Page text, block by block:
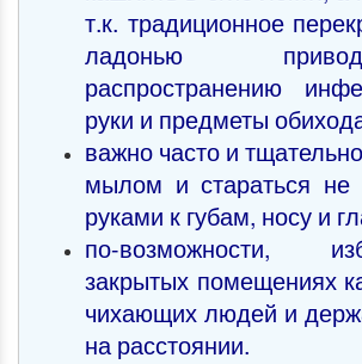
т.к. традиционное
ладонью
распространению
руки и предметы
важно часто и
мылом и стараться не
руками к губам, носу и
по-возможности,
закрытых помещениях
чихающих людей и
на расстоянии.